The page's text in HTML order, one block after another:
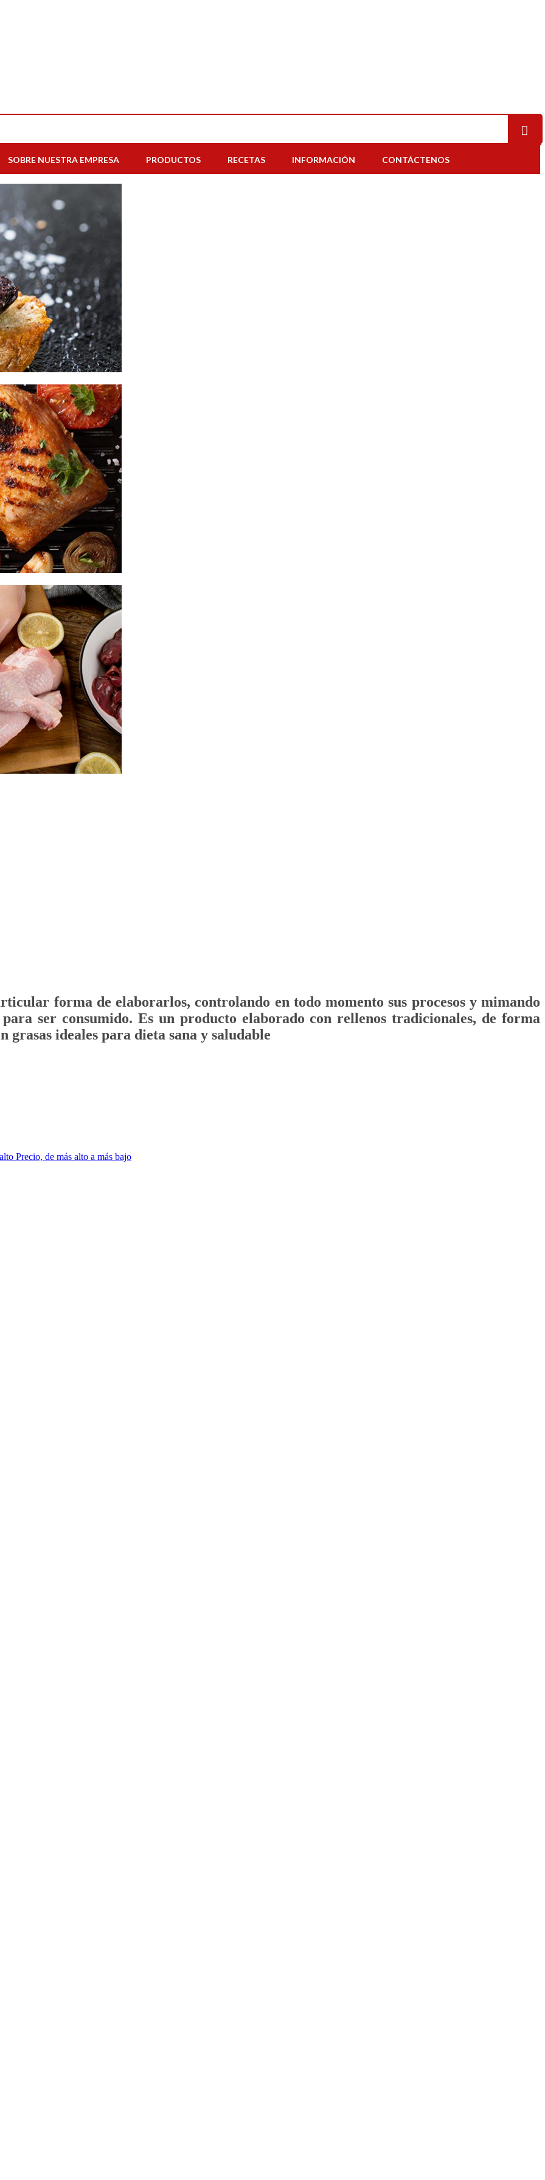
SOBRE NUESTRA EMPRESA PRODUCTOS RECETAS INFORMACIÓN CONTÁCTENOS
forma de elaborarlos, controlando en todo momento sus procesos y mimando
ser consumido. Es un producto elaborado con rellenos tradicionales, de forma
grasas ideales para dieta sana y saludable
Precio, de más alto a más bajo